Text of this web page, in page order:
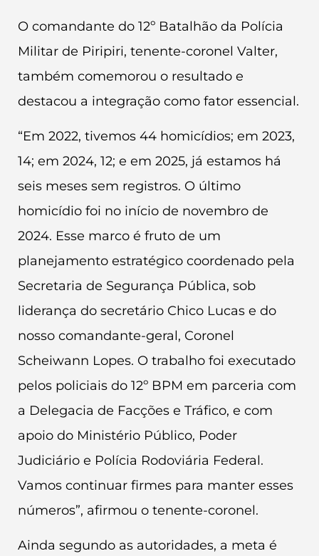
O comandante do 12º Batalhão da Polícia
Militar de Piripiri, tenente-coronel Valter,
também comemorou o resultado e
destacou a integração como fator essencial.
“Em 2022, tivemos 44 homicídios; em 2023,
14; em 2024, 12; e em 2025, já estamos há
seis meses sem registros. O último
homicídio foi no início de novembro de
2024. Esse marco é fruto de um
planejamento estratégico coordenado pela
Secretaria de Segurança Pública, sob
liderança do secretário Chico Lucas e do
nosso comandante-geral, Coronel
Scheiwann Lopes. O trabalho foi executado
pelos policiais do 12º BPM em parceria com
a Delegacia de Facções e Tráfico, e com
apoio do Ministério Público, Poder
Judiciário e Polícia Rodoviária Federal.
Vamos continuar firmes para manter esses
números”, afirmou o tenente-coronel.
Ainda segundo as autoridades, a meta é